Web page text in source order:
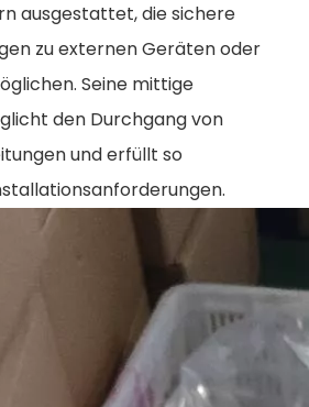
ausgestattet, die sichere
zu externen Geräten oder
Seine mittige
den Durchgang von
und erfüllt so